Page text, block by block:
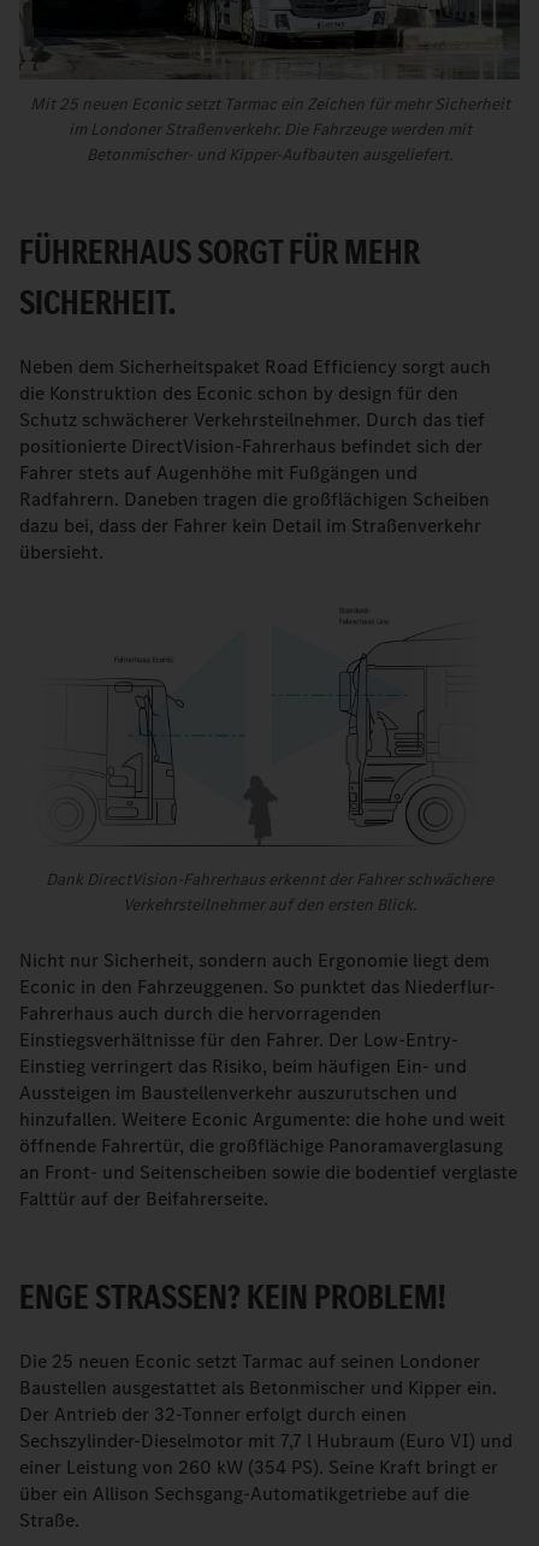
Mit 25 neuen Econic setzt Tarmac ein Zeichen für mehr Sicherheit
im Londoner Straßenverkehr. Die Fahrzeuge werden mit
Betonmischer- und Kipper-Aufbauten ausgeliefert.
FÜHRERHAUS SORGT FÜR MEHR
SICHERHEIT.
Neben dem Sicherheitspaket Road Efficiency sorgt auch
die Konstruktion des Econic schon by design für den
Schutz schwächerer Verkehrsteilnehmer. Durch das tief
positionierte DirectVision-Fahrerhaus befindet sich der
Fahrer stets auf Augenhöhe mit Fußgängen und
Radfahrern. Daneben tragen die großflächigen Scheiben
dazu bei, dass der Fahrer kein Detail im Straßenverkehr
übersieht.
Dank DirectVision-Fahrerhaus erkennt der Fahrer schwächere
Verkehrsteilnehmer auf den ersten Blick.
Nicht nur Sicherheit, sondern auch Ergonomie liegt dem
Econic in den Fahrzeuggenen. So punktet das Niederflur-
Fahrerhaus auch durch die hervorragenden
Einstiegsverhältnisse für den Fahrer. Der Low-Entry-
Einstieg verringert das Risiko, beim häufigen Ein- und
Aussteigen im Baustellenverkehr auszurutschen und
hinzufallen. Weitere Econic Argumente: die hohe und weit
öffnende Fahrertür, die großflächige Panoramaverglasung
an Front- und Seitenscheiben sowie die bodentief verglaste
Falttür auf der Beifahrerseite.
ENGE STRASSEN? KEIN PROBLEM!
Die 25 neuen Econic setzt Tarmac auf seinen Londoner
Baustellen ausgestattet als Betonmischer und Kipper ein.
Der Antrieb der 32-Tonner erfolgt durch einen
Sechszylinder-Dieselmotor mit 7,7 l Hubraum (Euro VI) und
einer Leistung von 260 kW (354 PS). Seine Kraft bringt er
über ein Allison Sechsgang-Automatikgetriebe auf die
Straße.